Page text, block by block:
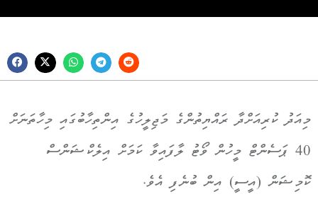
މިއަދު ކުރިއަށްދާ ރައްޔިތުންގެ މަޖިލީހުގެ އިންތިހާބުގައި މިހާތަނަށް
40 ޕަސެންޓް މީހުން ވޯޓު ލާފައިވާ ކަމަށް އިލެކްޝަންސް
ކޮމިޝަން (އީސީ) އިން ބުނެފި އެވެ.